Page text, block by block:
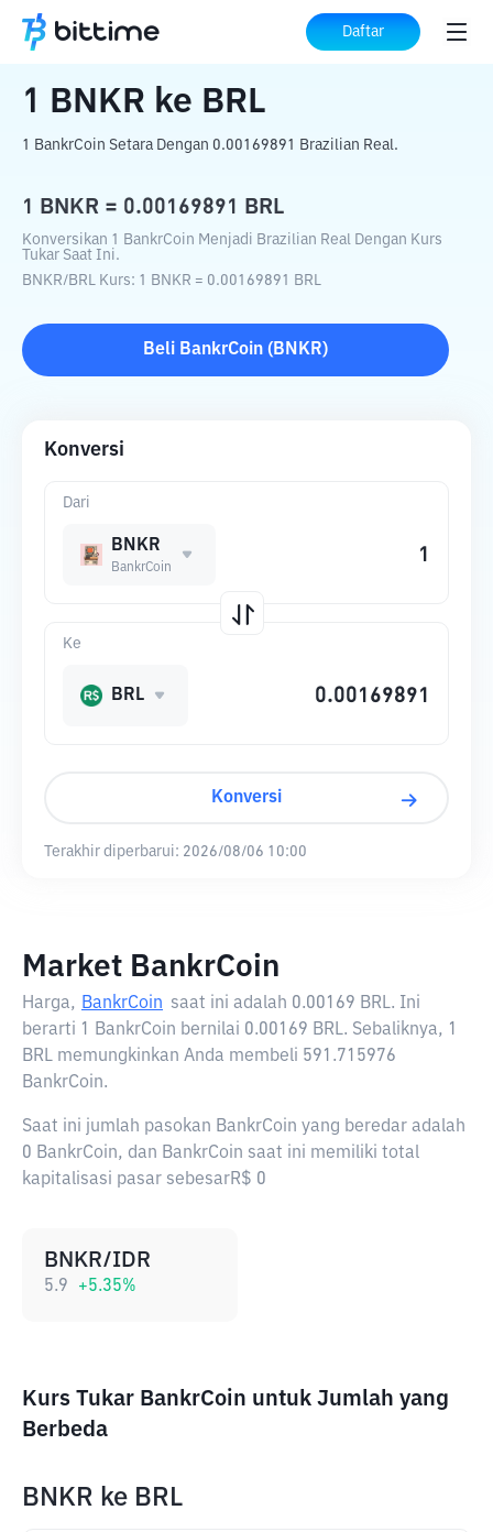
Daftar
Beranda Konverter Kripto BNKR BRL
1 BNKR ke BRL
1 BankrCoin Setara Dengan 0.00169891 Brazilian Real.
1 BNKR = 0.00169891 BRL
Konversikan 1 BankrCoin Menjadi Brazilian Real Dengan Kurs
Tukar Saat Ini.
BNKR/BRL Kurs: 1 BNKR = 0.00169891 BRL
Beli BankrCoin ( BNKR)
Konversi
Dari
BNKR
BankrCoin
Ke
BRL
Konversi
Terakhir diperbarui: 2026/08/06 10:00
Market BankrCoin
Harga, BankrCoin saat ini adalah 0.00169 BRL. Ini
berarti 1 BankrCoin bernilai 0.00169 BRL. Sebaliknya, 1
BRL memungkinkan Anda membeli 591.715976
BankrCoin.
Saat ini jumlah pasokan BankrCoin yang beredar adalah
0 BankrCoin, dan BankrCoin saat ini memiliki total
kapitalisasi pasar sebesarR$ 0
BNKR/IDR
5.9 +5.35%
Kurs Tukar BankrCoin untuk Jumlah yang
Berbeda
BNKR ke BRL